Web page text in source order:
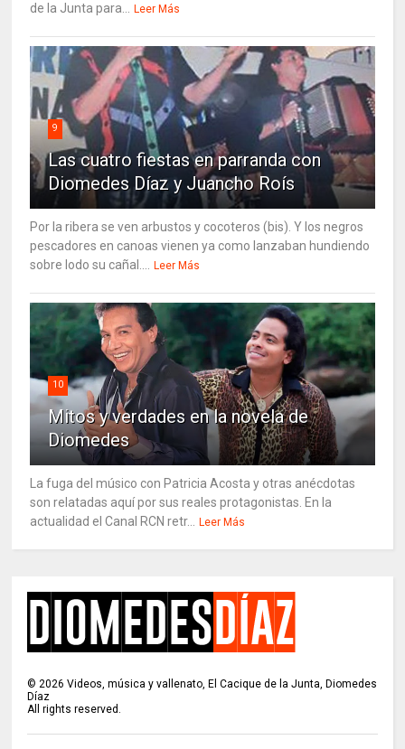
de la Junta para...
Leer Más
9
Las cuatro fiestas en parranda con
Diomedes Díaz y Juancho Roís
Por la ribera se ven arbustos y cocoteros (bis). Y los negros
pescadores en canoas vienen ya como lanzaban hundiendo
sobre lodo su cañal....
Leer Más
10
Mitos y verdades en la novela de
Diomedes
La fuga del músico con Patricia Acosta y otras anécdotas
son relatadas aquí por sus reales protagonistas. En la
actualidad el Canal RCN retr...
Leer Más
©2026 Videos, música y vallenato, El Cacique de la Junta, Diomedes
Díaz
All rights reserved.